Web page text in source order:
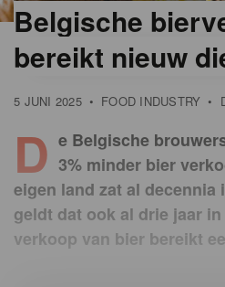
Belgische
bereikt nieuw
5 JUNI 2025 • FOOD INDUSTRY •
D e Belgische
3% minder bier
eigen land zat al decennia
geldt dat ook al drie jaar
verkoop van bier bereikt